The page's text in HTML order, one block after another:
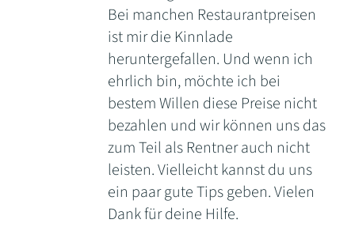
Bei manchen Restaurantpreisen
ist mir die Kinnlade
heruntergefallen. Und wenn ich
ehrlich bin, möchte ich bei
bestem Willen diese Preise nicht
bezahlen und wir können uns das
zum Teil als Rentner auch nicht
leisten. Vielleicht kannst du uns
ein paar gute Tips geben. Vielen
Dank für deine Hilfe.